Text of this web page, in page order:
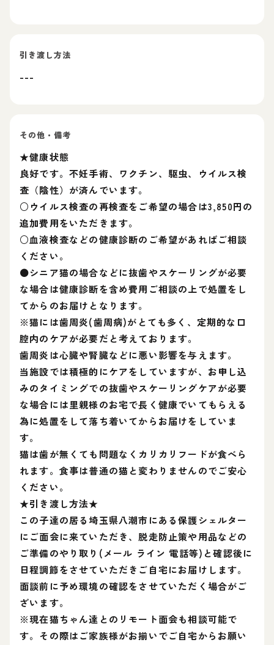
引き渡し方法
---
その他・備考
★健康状態
良好です。不妊手術、ワクチン、駆虫、ウイルス検
査（陰性）が済んでいます。
○ウイルス検査の再検査をご希望の場合は3,850円の
追加費用をいただきます。
○血液検査などの健康診断のご希望があればご相談
ください。
⚫️シニア猫の場合などに抜歯やスケーリングが必要
な場合は健康診断を含め費用ご相談の上で処置をし
てからのお届けとなります。
※猫には歯周炎(歯周病)がとても多く、定期的な口
腔内のケアが必要だと考えております。
歯周炎は心臓や腎臓などに悪い影響を与えます。
当施設では積極的にケアをしていますが、お申し込
みのタイミングでの抜歯やスケーリングケアが必要
な場合には里親様のお宅で長く健康でいてもらえる
為に処置をして落ち着いてからお届けをしていま
す。
猫は歯が無くても問題なくカリカリフードが食べら
れます。食事は普通の猫と変わりませんのでご安心
ください。
★引き渡し方法★
この子達の居る埼玉県八潮市にある保護シェルター
にご面会に来ていただき、脱走防止策や用品などの
ご準備のやり取り(メール ライン 電話等)と確認後に
日程調節をさせていただきご自宅にお届けします。
面談前に予め環境の確認をさせていただく場合がご
ざいます。
※現在猫ちゃん達とのリモート面会も相談可能で
す。その際はご家族様がお揃いでご自宅からお願い